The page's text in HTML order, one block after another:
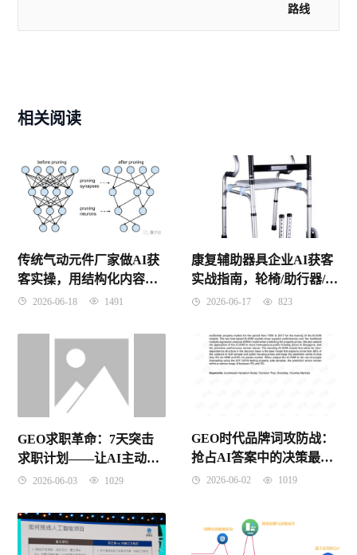
路线
相关阅读
传统气动元件厂家做AI获
客实操，用结构化内容让
客户主动搜到你，零基础
2026-06-18 1491
康复辅助器具企业AI获客
实战指南，轮椅/助行器/假
肢的AI采购商开发全流程
2026-06-17 823
GEO求职革命：7天突击
求职计划——让AI主动推
荐你，从准备到入职的全
2026-06-03 1029
GEO时代品牌词攻防战：
抢占AI答案中的决策最后
一环2026-06-02 1019